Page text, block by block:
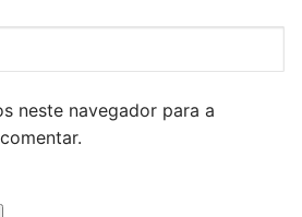
neste navegador para a